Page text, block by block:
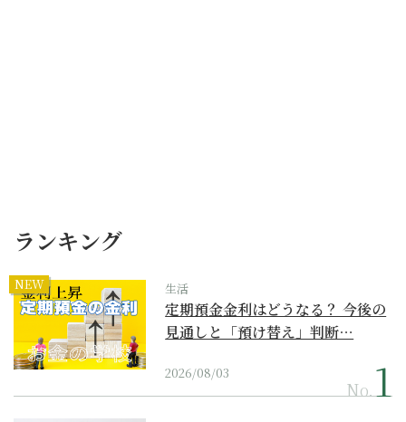
ランキング
NEW 生活
定期預金金利はどうなる？ 今後の
見通しと「預け替え」判断…
2026/08/03
No.